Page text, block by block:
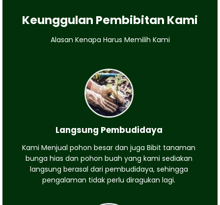
Keunggulan Pembibitan Kami
Alasan Kenapa Harus Memilih Kami
Langsung Pembudidaya
Kami Menjual pohon besar dan juga Bibit tanaman
bunga hias dan pohon buah yang kami sediakan
langsung berasal dari pembudidaya, sehingga
pengalaman tidak perlu diragukan lagi.